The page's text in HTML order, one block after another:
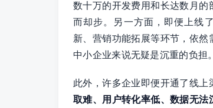
数十万的开发费用和长达数月的
而却步。另一方面，即便上线
新、营销功能拓展等环节，依然
中小企业来说无疑是沉重的负担。
此外，许多企业即便开通了线上
取难、用户转化率低、数据无法